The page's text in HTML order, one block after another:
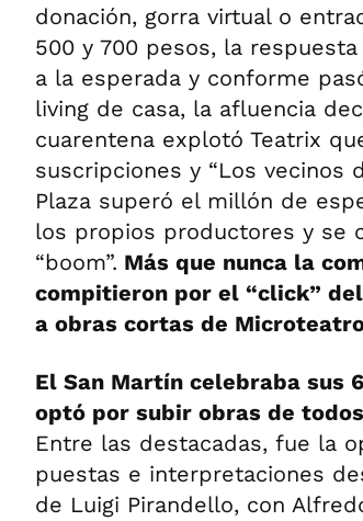
donación, gorra virtual o
500 y 700 pesos, la
a la esperada y conforme
living de casa, la afluencia
cuarentena explotó Teatrix
suscripciones y “Los vecinos
Plaza superó el millón de
los propios productores y se
“boom”. Más que nunca la
compitieron por el “click”
a obras cortas de
El San Martín celebraba sus
optó por subir obras de
Entre las destacadas, fue la
puestas e interpretaciones
de Luigi Pirandello, con